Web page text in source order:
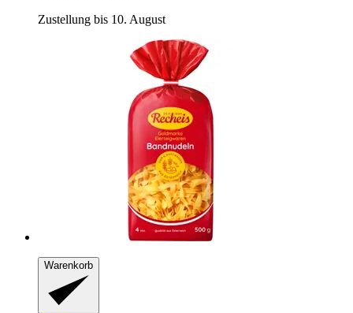
Zustellung bis 10. August
Warenkorb